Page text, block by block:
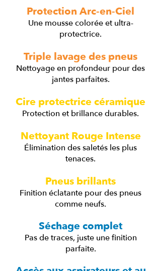
Protection Arc-en-Ciel
Une mousse colorée et ultra-
protectrice.
Triple lavage des pneus
Nettoyage en profondeur pour des
jantes parfaites.
Cire protectrice céramique
Protection et brillance durables.
Nettoyant Rouge Intense
Élimination des saletés les plus
tenaces.
Pneus brillants
Finition éclatante pour des pneus
comme neufs.
Séchage complet
Pas de traces, juste une finition
parfaite.